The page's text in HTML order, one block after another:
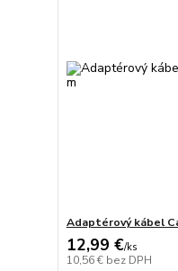
Adaptérový kábel
12,99 €/ks
10,56 € bez DPH